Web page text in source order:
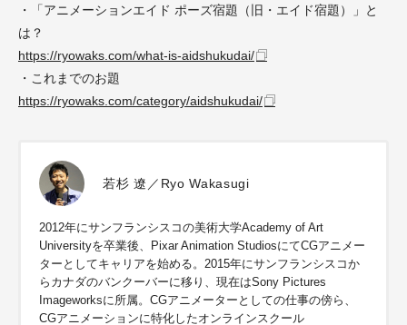
・「アニメーションエイド ポーズ宿題（旧・エイド宿題）」と
は？
https://ryowaks.com/what-is-aidshukudai/
・これまでのお題
https://ryowaks.com/category/aidshukudai/
若杉 遼／Ryo Wakasugi
2012年にサンフランシスコの美術大学Academy of Art
Universityを卒業後、Pixar Animation StudiosにてCGアニメー
ターとしてキャリアを始める。2015年にサンフランシスコか
らカナダのバンクーバーに移り、現在はSony Pictures
Imageworksに所属。CGアニメーターとしての仕事の傍ら、
CGアニメーションに特化したオンラインスクール